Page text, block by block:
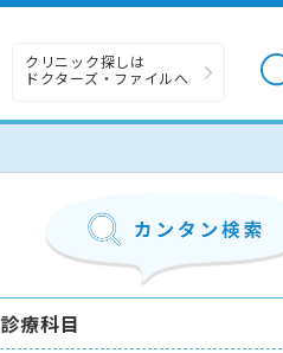
クリニック探しは
ドクターズ・ファイルへ
診療科目